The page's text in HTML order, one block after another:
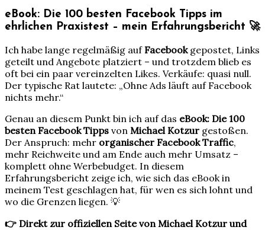
eBook: Die 100 besten Facebook Tipps im
ehrlichen Praxistest – mein Erfahrungsbericht 🚀
Ich habe lange regelmäßig auf Facebookgepostet, Links
geteilt und Angebote platziert – und trotzdem blieb es
oft bei ein paar vereinzelten Likes. Verkäufe: quasi null.
Der typische Rat lautete: „Ohne Ads läuft auf Facebook
nichts mehr.“
Genau an diesem Punkt bin ich auf das eBook: Die 100
besten Facebook Tipps von Michael Kotzur gestoßen.
Der Anspruch: mehr organischer Facebook Traffic,
mehr Reichweite und am Ende auch mehr Umsatz –
komplett ohne Werbebudget. In diesem
Erfahrungsbericht zeige ich, wie sich das eBook in
meinem Test geschlagen hat, für wen es sich lohnt und
wo die Grenzen liegen. 💡
👉 Direkt zur offiziellen Seite von Michael Kotzur und